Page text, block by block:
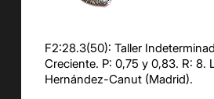
F2:28.3(50): Taller
Creciente. P: 0,75 y 0,83. R: 8.
Hernández-Canut (Madrid).